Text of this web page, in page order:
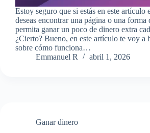
Estoy seguro que si estás en este artículo
deseas encontrar una página o una forma
permita ganar un poco de dinero extra
¿Cierto? Bueno, en este artículo te voy a
sobre cómo funciona…
Emmanuel R
abril 1, 2026
Ganar dinero